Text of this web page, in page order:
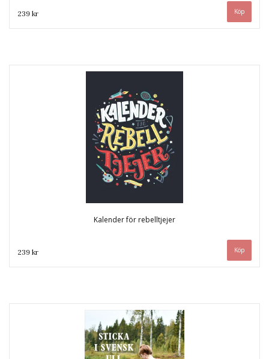
239 kr
Kalender för rebelltjejer
239 kr